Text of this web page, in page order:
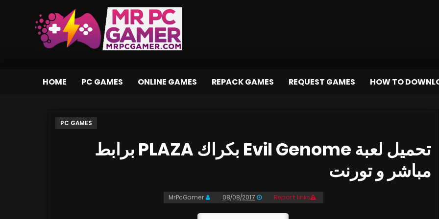
HOME PC GAMES ONLINE GAMES REPACK GAMES REQUEST GAMES HOW TO
PC GAMES
تحميل لعبة Evil Genome بكراك PLAZA برابط
مباشر و تورنت
MrPcGamer 08/08/2017 Report links